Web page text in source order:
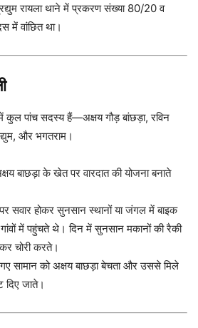
रायला थाने में प्रकरण संख्या 80/20 व
में वांछित था।
कुल पांच सदस्य हैं—अक्षय गौड़ बांछड़ा, रविन
और भगतराम।
बाछड़ा के खेत पर वारदात की योजना बनाते
पर सवार होकर सुनसान स्थानों या जंगल में बाइक
में पहुंचते थे। दिन में सुनसान मकानों की रैकी
चोरी करते।
गए सामान को अक्षय बाछड़ा बेचता और उससे मिले
दिए जाते।